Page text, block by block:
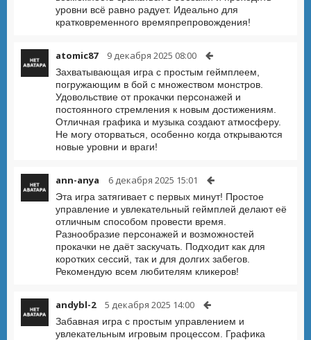
уровни всё равно радует. Идеально для
кратковременного времяпрепровождения!
atomic87 9 декабря 2025 08:00
Захватывающая игра с простым геймплеем,
погружающим в бой с множеством монстров.
Удовольствие от прокачки персонажей и
постоянного стремления к новым достижениям.
Отличная графика и музыка создают атмосферу.
Не могу оторваться, особенно когда открываются
новые уровни и враги!
ann-anya 6 декабря 2025 15:01
Эта игра затягивает с первых минут! Простое
управление и увлекательный геймплей делают её
отличным способом провести время.
Разнообразие персонажей и возможностей
прокачки не даёт заскучать. Подходит как для
коротких сессий, так и для долгих забегов.
Рекомендую всем любителям кликеров!
andybl-2 5 декабря 2025 14:00
Забавная игра с простым управлением и
увлекательным игровым процессом. Графика